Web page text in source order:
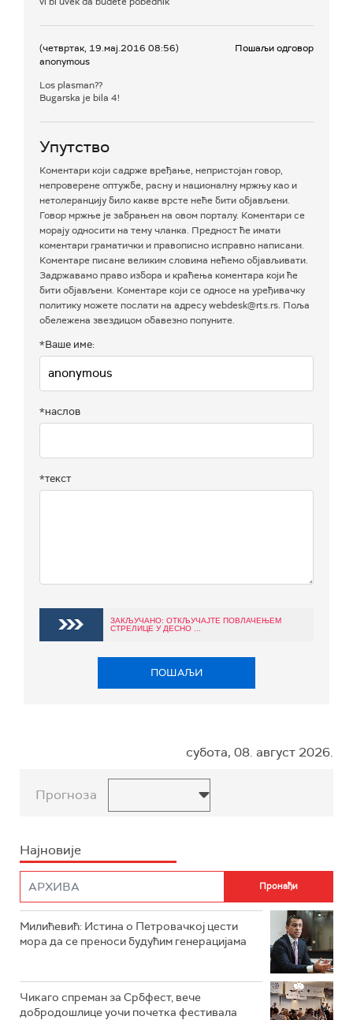
(четвртак, 19.мај.2016 08:56)
anonymous
Пошаљи одговор
Los plasman??
Bugarska je bila 4!
Упутство
Коментари који садрже вређање, непристојан говор,
непроверене оптужбе, расну и националну мржњу као и
нетолеранцију било какве врсте неће бити објављени.
Говор мржње је забрањен на овом порталу. Коментари се
морају односити на тему чланка. Предност ће имати
коментари граматички и правописно исправно написани.
Коментаре писане великим словима нећемо објављивати.
Задржавамо право избора и краћења коментара који ће
бити објављени. Коментаре који се односе на уређивачку
политику можете послати на адресу webdesk@rts.rs. Поља
обележена звездицом обавезно попуните.
*Ваше име:
*наслов
*текст
ЗАКЉУЧАНО: ОТКЉУЧАЈТЕ ПОВЛАЧЕЊЕМ
СТРЕЛИЦЕ У ДЕСНО ...
ПОШАЉИ
субота, 08. август 2026.
Прогноза
Најновије
Милићевић: Истина о Петровачкој цести
мора да се преноси будућим генерацијама
Чикаго спреман за Србфест, вече
добродошлице уочи почетка фестивала